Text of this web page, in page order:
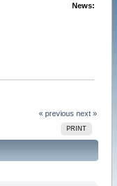
News:
« previous next »
PRINT